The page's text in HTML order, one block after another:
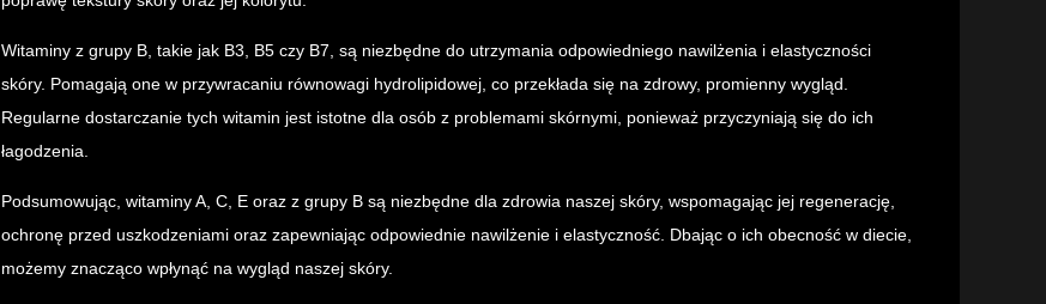
Witaminy z grupy B, takie jak B3, B5 czy B7, są niezbędne do utrzymania odpowiedniego nawilżenia i elastyczności
skóry. Pomagają one w przywracaniu równowagi hydrolipidowej, co przekłada się na zdrowy, promienny wygląd.
Regularne dostarczanie tych witamin jest istotne dla osób z problemami skórnymi, ponieważ przyczyniają się do ich
łagodzenia.
Podsumowując, witaminy A, C, E oraz z grupy B są niezbędne dla zdrowia naszej skóry, wspomagając jej regenerację,
ochronę przed uszkodzeniami oraz zapewniając odpowiednie nawilżenie i elastyczność. Dbając o ich obecność w diecie,
możemy znacząco wpłynąć na wygląd naszej skóry.